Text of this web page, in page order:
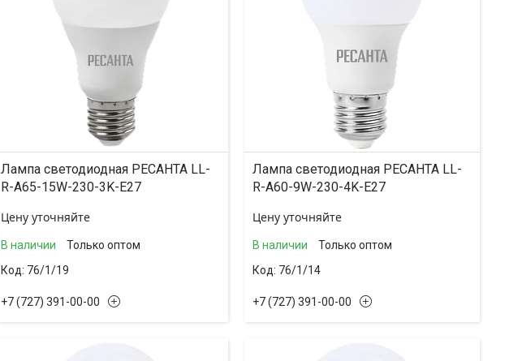
Лампа светодиодная РЕСАНТА LL-
R-A65-15W-230-3K-E27
Цену уточняйте
В наличии
Только оптом
76/1/19
+7 (727) 391-00-00
Лампа светодиодная РЕСАНТА LL-
R-A60-9W-230-4K-E27
Цену уточняйте
В наличии
Только оптом
76/1/14
+7 (727) 391-00-00